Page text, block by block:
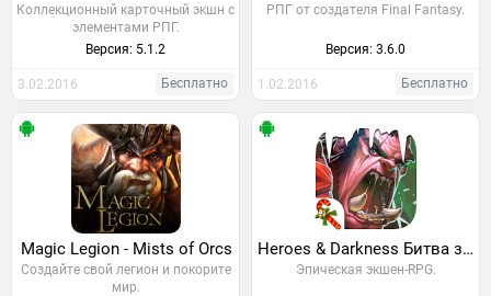
Коллекционный карточный экшн с
элементами РПГ.
Версия: 5.1.2
3.02.2016 Бесплатно
РПГ от создателя Final Fantasy.
Версия: 3.6.0
1.02.2016 Бесплатно
Magic Legion - Mists of Orcs
Создайте свой легион и покорите
мир.
Heroes & Darkness Битва за Мир
Эпическая экшeн-RPG.